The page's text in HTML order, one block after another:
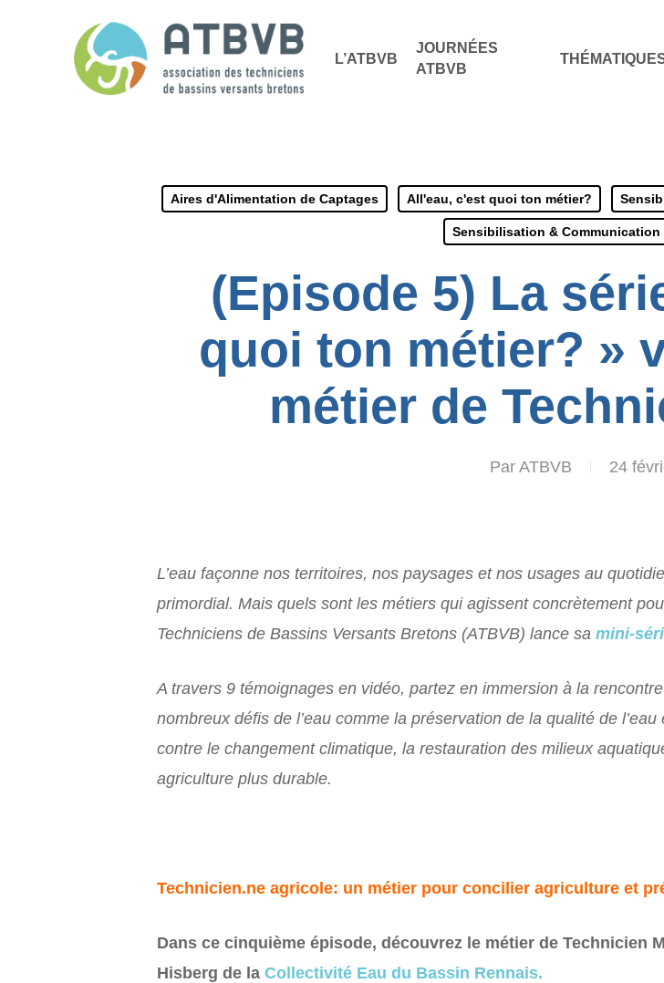
L’ATBVB
JOURNÉES
ATBVB
Aires d'Alimentation de Captages All'eau, c'est quoi ton métier?
Sensibilisation & Communication
(Episode 5) La
quoi ton métier? »
métier de
Par ATBVB 24
L’eau façonne nos territoires, nos paysages et nos usages au
primordial. Mais quels sont les métiers qui agissent concrètement
Techniciens de Bassins Versants Bretons (ATBVB) lance sa mini-
A travers 9 témoignages en vidéo, partez en immersion à la
nombreux défis de l’eau comme la préservation de la qualité de
contre le changement climatique, la restauration des milieux
agriculture plus durable.
Technicien.ne agricole: un métier pour concilier agriculture et
Dans ce cinquième épisode, découvrez le métier de Technicien
Hisberg de la Collectivité Eau du Bassin Rennais.